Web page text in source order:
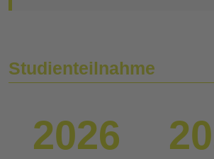
Studienteilnahme
2026